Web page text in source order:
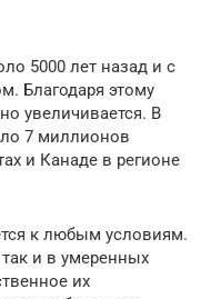
5000 лет назад и с
Благодаря этому
увеличивается. В
7 миллионов
и ​​Канаде в регионе
к любым условиям.
и в умеренных
их